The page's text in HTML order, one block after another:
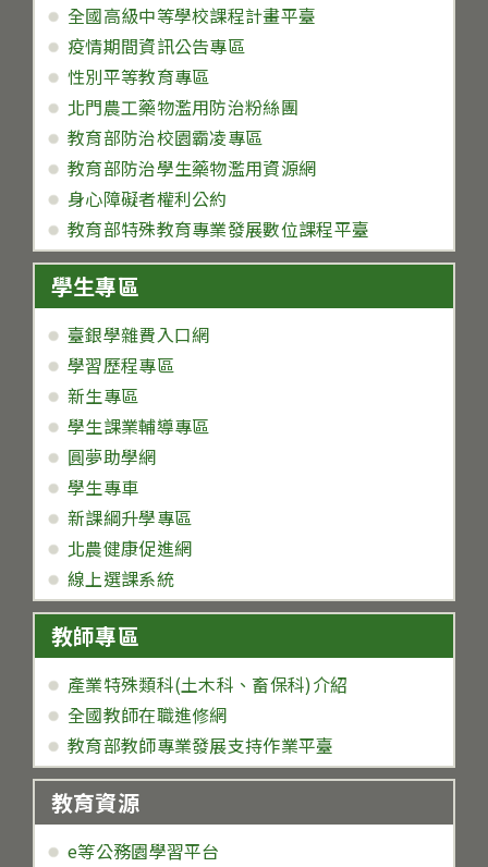
全國高級中等學校課程計畫平臺
疫情期間資訊公告專區
性別平等教育專區
北門農工藥物濫用防治粉絲團
教育部防治校園霸凌專區
教育部防治學生藥物濫用資源網
身心障礙者權利公約
教育部特殊教育專業發展數位課程平臺
學生專區
臺銀學雜費入口網
學習歷程專區
新生專區
學生課業輔導專區
圓夢助學網
學生專車
新課綱升學專區
北農健康促進網
線上選課系統
教師專區
產業特殊類科(土木科、畜保科)介紹
全國教師在職進修網
教育部教師專業發展支持作業平臺
教育資源
e等公務園學習平台